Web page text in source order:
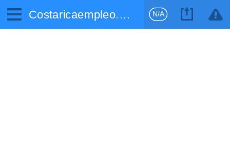
Costaricaempleo.com N/A